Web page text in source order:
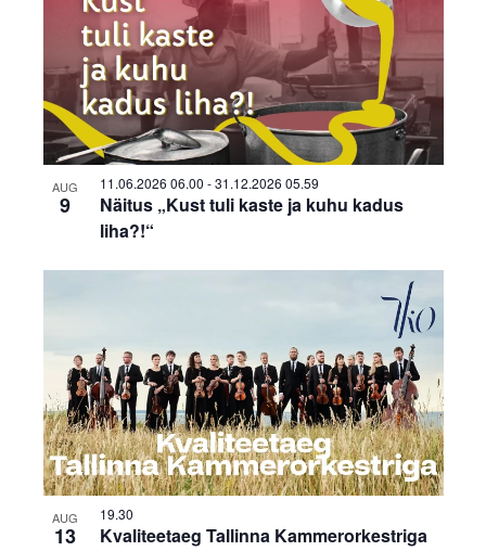
AUG
9
Näitus „Kust tuli kaste ja kuhu kadus
liha?!“
11.06.2026 06.00 -31.12.2026 05.59
AUG
13 Kvaliteetaeg Tallinna Kammerorkestriga
19.30